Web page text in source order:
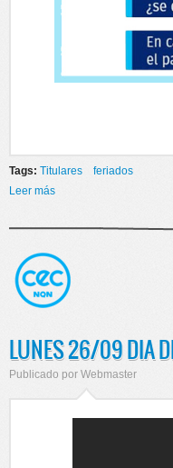
Tags: Titulares
feriados
Leer más
LUNES 26/09 DIA
Publicado por Webmaster